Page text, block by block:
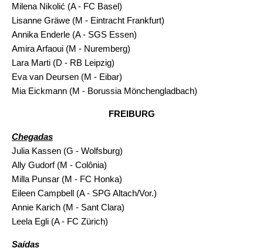
Milena Nikolić (A - FC Basel)
Lisanne Gräwe (M - Eintracht Frankfurt)
Annika Enderle (A - SGS Essen)
Amira Arfaoui (M - Nuremberg)
Lara Marti (D - RB Leipzig)
Eva van Deursen (M - Eibar)
Mia Eickmann (M - Borussia Mönchengladbach)
FREIBURG
Chegadas
Julia Kassen (G - Wolfsburg)
Ally Gudorf (M - Colônia)
Milla Punsar (M - FC Honka)
Eileen Campbell (A - SPG Altach/Vor.)
Annie Karich (M - Sant Clara)
Leela Egli (A - FC Zürich)
Saídas